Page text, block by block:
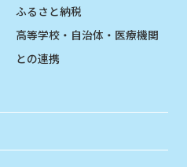
ふるさと納税
高等学校・自治体・医療機関
との連携